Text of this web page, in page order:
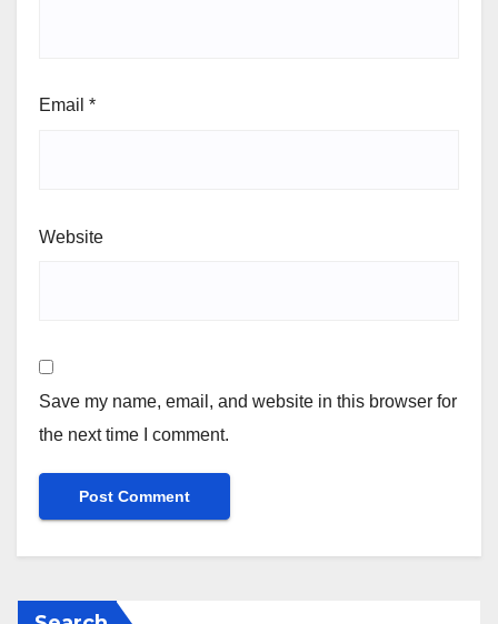
Email *
Website
Save my name, email, and website in this browser for
the next time I comment.